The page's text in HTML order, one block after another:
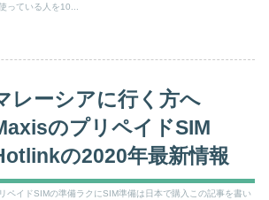
っている人を10...
レーシアに行く方へ
のプリペイドSIM
の2020年最新情報
ペイドSIMの準備ラクにSIM準備は日本で購入この記事を書い